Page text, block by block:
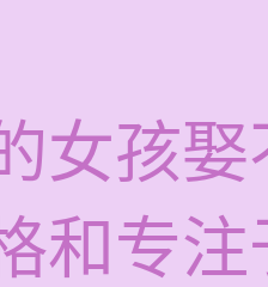
女孩
和专